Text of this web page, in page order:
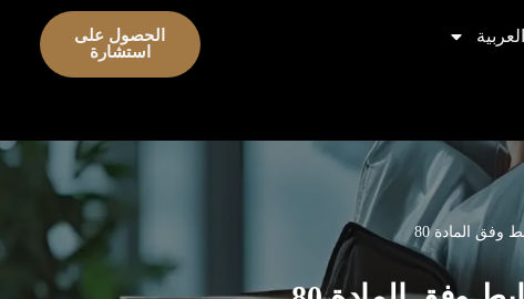
العربية
الحصول على
استشارة